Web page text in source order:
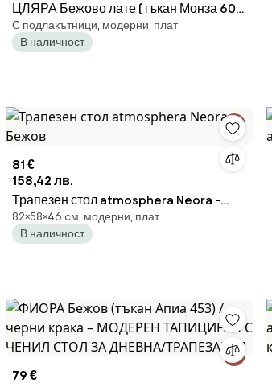
ЦЛЯРА Бежово лате (тъкан Монза 60)/
крака черни - МОДЕРЕН ТАПИЦИРАН
СТОЛ ЛОФТ ЗА ДНЕВНА/
С подлакътници, модерни, плат
В наличност
81 €
158,42 лв.
Трапезен стол atmosphera Neora -
Бежов
82×58×46 cм, модерни, плат
В наличност
79 €